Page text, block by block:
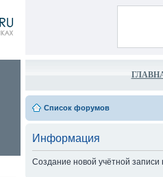
Список форумов
Информация
Создание новой учётной